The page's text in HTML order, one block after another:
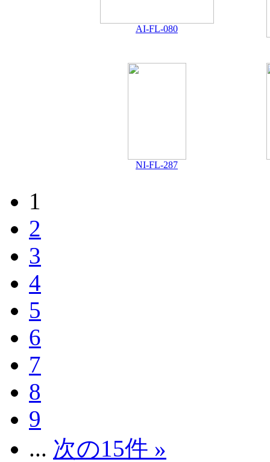
AI-FL-080
NI-FL-287
1
2
3
4
5
6
7
8
9
... 次の15件 »